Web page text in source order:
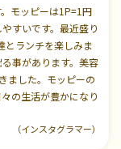
モッピーは1P=1円
すいです。最近盛り
とランチを楽しみま
事があります。美容
ました。モッピーの
の生活が豊かになり
（インスタグラマー）